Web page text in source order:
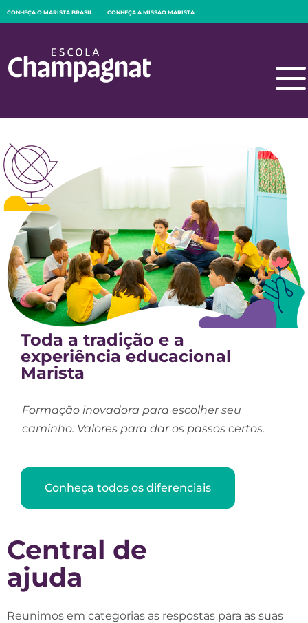
CONHEÇA O MARISTA BRASIL CONHEÇA A MISSÃO MARISTA
Toda a tradição e a
experiência educacional
Marista
Formação inovadora para escolher seu
caminho. Valores para dar os passos certos.
Conheça todos os diferenciais
Central de
ajuda
Reunimos em categorias as respostas para as suas